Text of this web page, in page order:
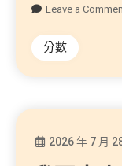
Leave a
分數
2026 年 7 月